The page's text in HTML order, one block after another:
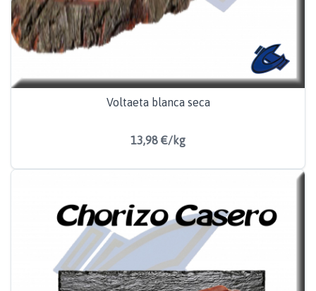
Voltaeta blanca seca
13,98 €/kg